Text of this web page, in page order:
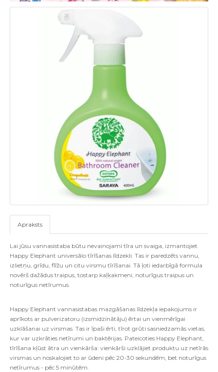
Apraksts
Lai jūsu vannasistaba būtu nevainojami tīra un svaiga, izmantojiet
Happy Elephant universālo tīrīšanas līdzekli. Tas ir paredzēts vannu,
izlietņu, grīdu, flīžu un citu virsmu tīrīšanai. Tā ļoti iedarbīgā formula
novērš dažādus traipus, tostarp kaļķakmeni, noturīgus traipus un
noturīgus netīrumus.
Happy Elephant vannasistabas mazgāšanas līdzekļa iepakojums ir
aprīkots ar pulverizatoru (izsmidzinātāju) ērtai un vienmērīgai
uzklāšanai uz virsmas. Tas ir īpaši ērti, tīrot grūti sasniedzamās vietas,
kur var uzkrāties netīrumi un baktērijas. Pateicoties Happy Elephant,
tīrīšana kļūst ātra un vienkārša: vienkārši uzklājiet produktu uz netīrās
virsmas un noskalojiet to ar ūdeni pēc 20-30 sekundēm, bet noturīgus
netīrumus - pēc 5 minūtēm.